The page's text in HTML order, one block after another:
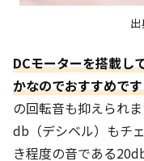
出
DCモーターを搭載し
かなのでおすすめで
の回転音も抑えられ
db（デシベル）もチ
き程度の音である